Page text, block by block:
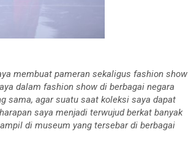
membuat pameran sekaligus fashion show
dalam fashion show di berbagai negara
sama, agar suatu saat koleksi saya dapat
saya menjadi terwujud berkat banyak
di museum yang tersebar di berbagai